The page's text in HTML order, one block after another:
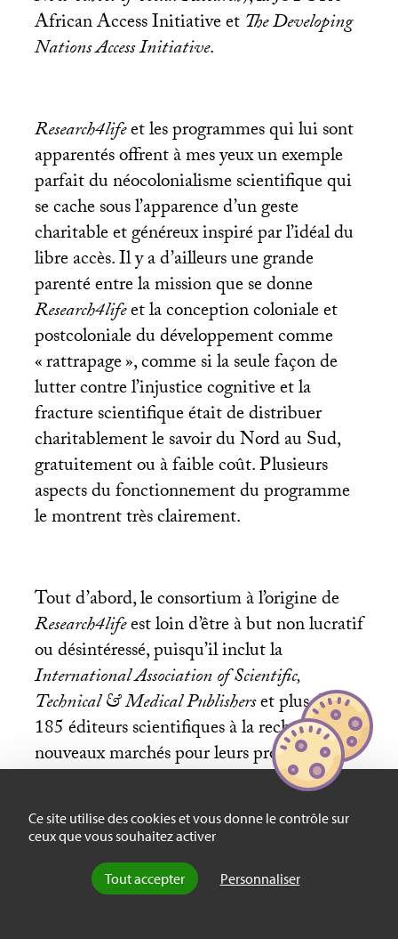
Ce site utilise des cookies et vous donne le contrôle sur
ceux que vous souhaitez activer
Tout accepter Personnaliser
African Access Initiative etThe Developing
Nations Access Initiative.
Research4lifeet les programmes qui lui sont
apparentés offrent à mes yeux un exemple
parfait du néocolonialisme scientifique qui
se cache sous l’apparence d’un geste
charitable et généreux inspiré par l’idéal du
libre accès. Il y a d’ailleurs une grande
parenté entre la mission que se donne
Research4lifeet la conception coloniale et
postcoloniale du développement comme
«rattrapage», comme si la seule façon de
lutter contre l’injustice cognitive et la
fracture scientifique était de distribuer
charitablement le savoir du Nord au Sud,
gratuitement ou à faible coût. Plusieurs
aspects du fonctionnement du programme
le montrent très clairement.
Tout d’abord, le consortium à l’origine de
Research4lifeest loin d’être à but non lucratif
ou désintéressé, puisqu’il inclut la
International Association of Scientific,
Technical & Medical Publisherset plus de
185 éditeurs scientifiques à la recherche de
nouveaux marchés pour leurs produits, les
revues scientifiques du Nord. Ensuite, les
bibliothèques universitaires des Suds qui
participent au programme ne peuvent pas
choisir les revues qu’elles reçoivent, puisqu’il
s’agit de «bouquets de revues» prédéfinis